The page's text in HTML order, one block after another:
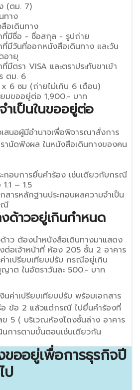
(ตม. 7)
ทาง
อเดินทาง
ที่มีชื่อ - ชื่อสกุล - รูปถ่าย
ที่มีวันที่ออกหนังสือเดินทาง และวัน
อายุ
มีตรา VISA และตราประทับขาเข้า
ตม. 6
6 ซม (ถ่ายไม่เกิน 6 เดือน)
ยมขออยู่ต่อ 1,900.- บาท
เป็นในขออยู่ต่อ
เสนอผู้มีอำนาจเพื่อพิจารณาสั่งการ
รานัดฟังผล ในหนังสือเดินทางของคน
ะกอบการยื่นคำร้อง เช่นเดียวกับกรณี
– 1.5
สารหลักฐานประกอบผลความจำเป็น
ณี
ด้าวอยู่เกินกำหนด
าว ต้องนำหนังสือเดินทางมาแสดง
ต่อเจ้าหน้าที่ ห้อง 205 ชั้น 2 อาคาร
ค่าเปรียบเทียบปรับ กรณีอยู่เกิน
าต ในอัตราวันละ 500.- บาท
นค่าเปรียบเทียบปรับ พร้อมเอกสาร
ข้อ 2 แล้วแต่กรณี ไปยื่นคำร้องที่
ข 5 ( บริเวณห้องโถงชั้นล่าง อาคาร
นการตามขั้นตอนเช่นเดียวกัน
ขออยู่เพื่อการธุรกิจปี
ป